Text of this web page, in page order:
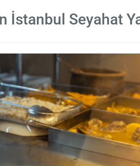
İstanbul Seyahat